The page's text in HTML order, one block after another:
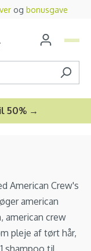
50% →
American Crew's
american
american crew
pleje af tørt hår,
shampoo til